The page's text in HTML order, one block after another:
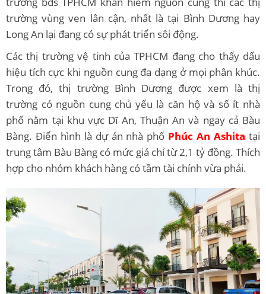
trường vùng ven lân cận, nhất là tại Bình Dương hay
Long An lại đang có sự phát triển sôi động.
Các thị trường vệ tinh của TPHCM đang cho thấy dấu
hiệu tích cực khi nguồn cung đa dạng ở mọi phân khúc.
Trong đó, thị trường Bình Dương được xem là thị
trường có nguồn cung chủ yếu là căn hộ và số ít nhà
phố nằm tại khu vực Dĩ An, Thuận An và ngay cả Bàu
Bàng. Điển hình là dự án nhà phố Phúc An Ashita tại
trung tâm Bàu Bàng có mức giá chỉ từ 2,1 tỷ đồng. Thích
hợp cho nhóm khách hàng có tầm tài chính vừa phải.